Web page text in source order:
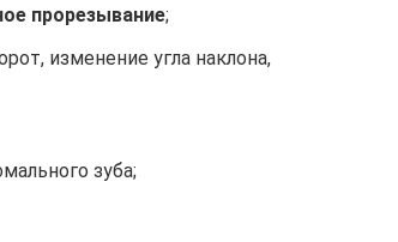
прорезывание;
изменение угла наклона,
зуба;